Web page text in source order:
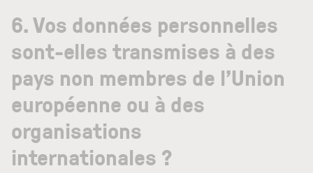
6. Vos données personnelles
sont-elles transmises à des
pays non membres de l’Union
européenne ou à des
organisations
internationales ?